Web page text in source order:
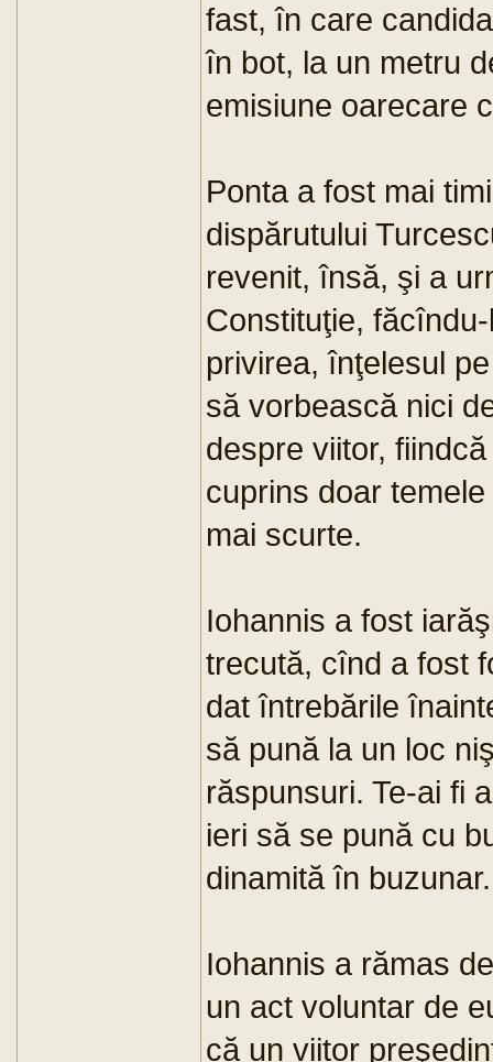
fast, în care
în bot, la un metru
emisiune oarecare
Ponta a fost mai
dispărutului
revenit, însă, şi a
Constituţie,
privirea, înţelesul
să vorbească nici
despre viitor,
cuprins doar
mai scurte.
Iohannis a fost
trecută, cînd a fost
dat întrebările
să pună la un loc
răspunsuri. Te-ai fi
ieri să se pună cu
dinamită în
Iohannis a rămas
un act voluntar de
că un viitor